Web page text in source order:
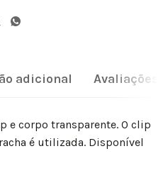
adicional Avaliações
e corpo transparente. O clip
é utilizada. Disponível